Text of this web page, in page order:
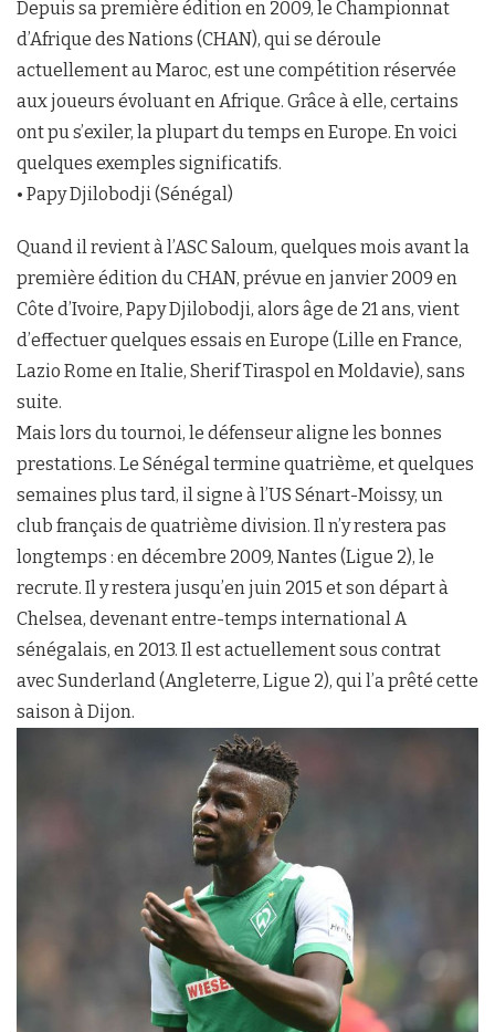
Depuis sa première édition en 2009, le Championnat
d’Afrique des Nations (CHAN), qui se déroule
actuellement au Maroc, est une compétition réservée
aux joueurs évoluant en Afrique. Grâce à elle, certains
ont pu s’exiler, la plupart du temps en Europe. En voici
quelques exemples significatifs.
• Papy Djilobodji (Sénégal)
Quand il revient à l’ASC Saloum, quelques mois avant la
première édition du CHAN, prévue en janvier 2009 en
Côte d’Ivoire, Papy Djilobodji, alors âge de 21 ans, vient
d’effectuer quelques essais en Europe (Lille en France,
Lazio Rome en Italie, Sherif Tiraspol en Moldavie), sans
suite.
Mais lors du tournoi, le défenseur aligne les bonnes
prestations. Le Sénégal termine quatrième, et quelques
semaines plus tard, il signe à l’US Sénart-Moissy, un
club français de quatrième division. Il n’y restera pas
longtemps : en décembre 2009, Nantes (Ligue 2), le
recrute. Il y restera jusqu’en juin 2015 et son départ à
Chelsea, devenant entre-temps international A
sénégalais, en 2013. Il est actuellement sous contrat
avec Sunderland (Angleterre, Ligue 2), qui l’a prêté cette
saison à Dijon.